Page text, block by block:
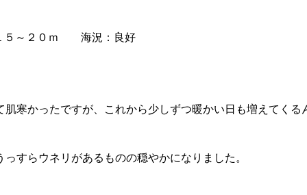
～２０ｍ 海況：良好
寒かったですが、これから少しずつ暖かい日も増えてくる
すらウネリがあるものの穏やかになりました。